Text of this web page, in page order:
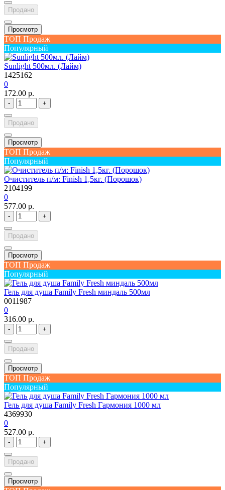
Продано
Просмотр
ТОП Продаж
Популярный
Sunlight 500мл. (Лайм)
1425162
0
172.00 р.
- +
Продано
Просмотр
ТОП Продаж
Популярный
Очиститель п/м: Finish 1,5кг. (Порошок)
2104199
0
577.00 р.
- +
Продано
Просмотр
ТОП Продаж
Популярный
Гель для душа Family Fresh миндаль 500мл
0011987
0
316.00 р.
- +
Продано
Просмотр
ТОП Продаж
Популярный
Гель для душа Family Fresh Гармония 1000 мл
4369930
0
527.00 р.
- +
Продано
Просмотр